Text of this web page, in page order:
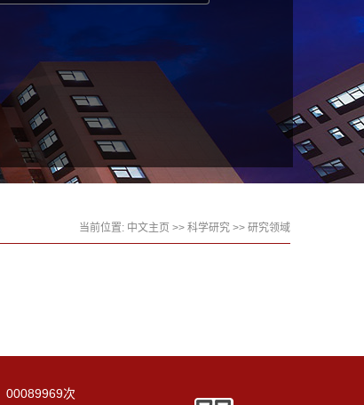
当前位置: 中文主页 >> 科学研究 >> 研究领域
00089969次